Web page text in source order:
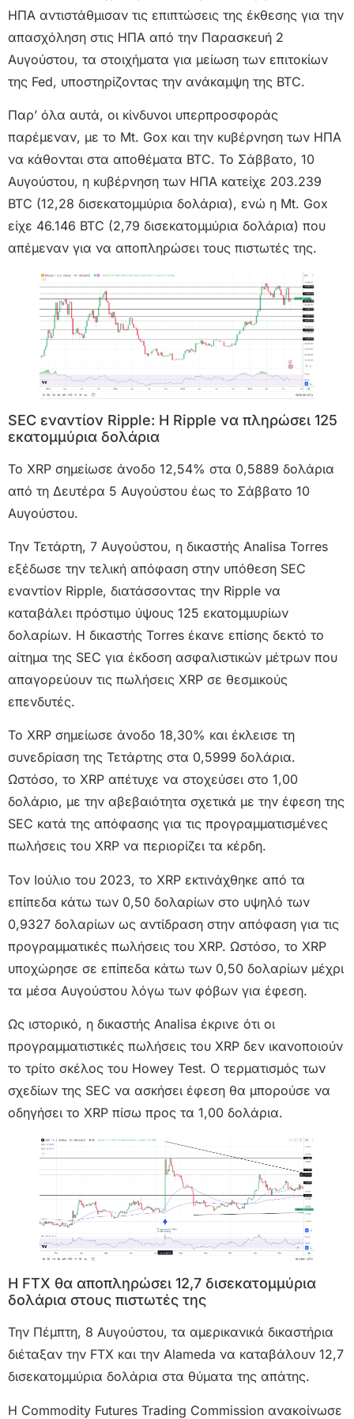
ΗΠΑ αντιστάθμισαν τις επιπτώσεις της έκθεσης για την
απασχόληση στις ΗΠΑ από την Παρασκευή 2
Αυγούστου, τα στοιχήματα για μείωση των επιτοκίων
της Fed, υποστηρίζοντας την ανάκαμψη της BTC.
Παρ’ όλα αυτά, οι κίνδυνοι υπερπροσφοράς
παρέμεναν, με το Mt. Gox και την κυβέρνηση των ΗΠΑ
να κάθονται στα αποθέματα BTC. Το Σάββατο, 10
Αυγούστου, η κυβέρνηση των ΗΠΑ κατείχε 203.239
BTC (12,28 δισεκατομμύρια δολάρια), ενώ η Mt. Gox
είχε 46.146 BTC (2,79 δισεκατομμύρια δολάρια) που
απέμεναν για να αποπληρώσει τους πιστωτές της.
SEC εναντίον Ripple: Η Ripple να πληρώσει 125
εκατομμύρια δολάρια
Το XRP σημείωσε άνοδο 12,54% στα 0,5889 δολάρια
από τη Δευτέρα 5 Αυγούστου έως το Σάββατο 10
Αυγούστου.
Την Τετάρτη, 7 Αυγούστου, η δικαστής Analisa Torres
εξέδωσε την τελική απόφαση στην υπόθεση SEC
εναντίον Ripple, διατάσσοντας την Ripple να
καταβάλει πρόστιμο ύψους 125 εκατομμυρίων
δολαρίων. Η δικαστής Torres έκανε επίσης δεκτό το
αίτημα της SEC για έκδοση ασφαλιστικών μέτρων που
απαγορεύουν τις πωλήσεις XRP σε θεσμικούς
επενδυτές.
Το XRP σημείωσε άνοδο 18,30% και έκλεισε τη
συνεδρίαση της Τετάρτης στα 0,5999 δολάρια.
Ωστόσο, το XRP απέτυχε να στοχεύσει στο 1,00
δολάριο, με την αβεβαιότητα σχετικά με την έφεση της
SEC κατά της απόφασης για τις προγραμματισμένες
πωλήσεις του XRP να περιορίζει τα κέρδη.
Τον Ιούλιο του 2023, το XRP εκτινάχθηκε από τα
επίπεδα κάτω των 0,50 δολαρίων στο υψηλό των
0,9327 δολαρίων ως αντίδραση στην απόφαση για τις
προγραμματικές πωλήσεις του XRP. Ωστόσο, το XRP
υποχώρησε σε επίπεδα κάτω των 0,50 δολαρίων μέχρι
τα μέσα Αυγούστου λόγω των φόβων για έφεση.
Ως ιστορικό, η δικαστής Analisa έκρινε ότι οι
προγραμματιστικές πωλήσεις του XRP δεν ικανοποιούν
το τρίτο σκέλος του Howey Test. Ο τερματισμός των
σχεδίων της SEC να ασκήσει έφεση θα μπορούσε να
οδηγήσει το XRP πίσω προς τα 1,00 δολάρια.
Η FTX θα αποπληρώσει 12,7 δισεκατομμύρια
δολάρια στους πιστωτές της
Την Πέμπτη, 8 Αυγούστου, τα αμερικανικά δικαστήρια
διέταξαν την FTX και την Alameda να καταβάλουν 12,7
δισεκατομμύρια δολάρια στα θύματα της απάτης.
Η Commodity Futures Trading Commission ανακοίνωσε